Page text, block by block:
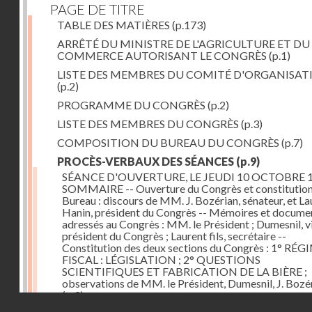
PAGE DE TITRE
TABLE DES MATIÈRES (p.173)
ARRÊTÉ DU MINISTRE DE L'AGRICULTURE ET DU
COMMERCE AUTORISANT LE CONGRÈS (p.1)
LISTE DES MEMBRES DU COMITÉ
(p.2)
PROGRAMME DU CONGRÈS (p.2)
LISTE DES MEMBRES DU CONGRÈS (p.3)
COMPOSITION DU BUREAU DU CONGRÈS (p.7)
PROCÈS-VERBAUX DES SÉANCES (p.9)
SÉANCE D'OUVERTURE, LE JEUDI 10 OCTOBRE
SOMMAIRE -- Ouverture du Congrès et
Bureau : discours de MM. J. Bozérian, sénateur, et
Hanin, président du Congrès -- Mémoires et
adressés au Congrès : MM. le Président ; Dumesnil,
président du Congrès ; Laurent fils, secrétaire --
Constitution des deux sections du Congrès : 1°
FISCAL : LÉGISLATION ; 2° QUESTIONS
SCIENTIFIQUES ET FABRICATION DE LA BIÈRE ;
observations de MM. le Président, Dumesnil, J.
(p.9)